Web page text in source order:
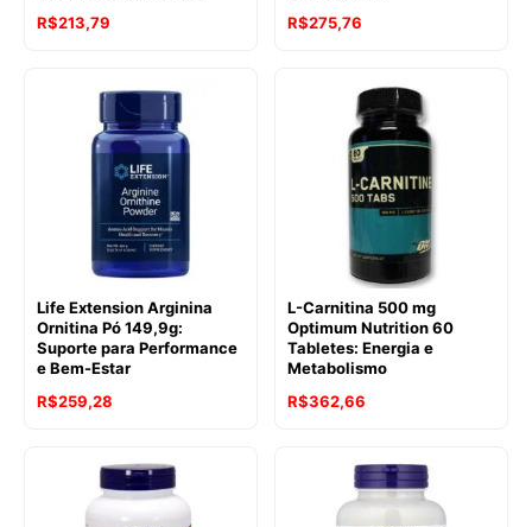
R$213,79
R$275,76
Life Extension Arginina
Ornitina Pó 149,9g:
Suporte para Performance
e Bem-Estar
R$259,28
L-Carnitina 500 mg
Optimum Nutrition 60
Tabletes: Energia e
Metabolismo
R$362,66